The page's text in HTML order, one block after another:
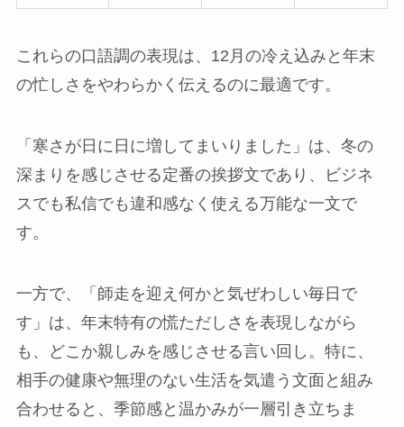
これらの口語調の表現は、12月の冷え込みと年末
の忙しさをやわらかく伝えるのに最適です。
「寒さが日に日に増してまいりました」は、冬の
深まりを感じさせる定番の挨拶文であり、ビジネ
スでも私信でも違和感なく使える万能な一文で
す。
一方で、「師走を迎え何かと気ぜわしい毎日で
す」は、年末特有の慌ただしさを表現しながら
も、どこか親しみを感じさせる言い回し。特に、
相手の健康や無理のない生活を気遣う文面と組み
合わせると、季節感と温かみが一層引き立ちま